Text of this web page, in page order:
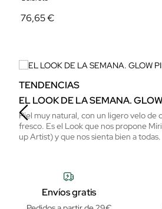
76,65 €
TENDENCIAS
EL LOOK DE LA SEMANA.
Piel muy natural, con un ligero velo de
fresco. Es el Look que nos propone
up Artist) y que nos sienta bien a todas.
Envíos gratis